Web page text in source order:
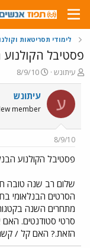
לימודי תסריטאות
פסטיבל
פ
ו
ת
ח
ה
ו
ש
א
עיתונש
פ
ו
ר
ם
ר
8/9/10
ע עיתונש
member
8/9/10
פסטיבל הקולנוע
שלום רב שנה טובה
מתחרים השנה
סרטי סטודנטים.
הזאת.? האם קל /